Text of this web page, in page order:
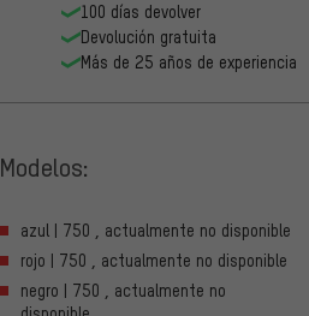
100 días devolver
Devolución gratuita
Más de 25 años de experiencia
Modelos:
azul | 750 , actualmente no disponible
rojo | 750 , actualmente no disponible
negro | 750 , actualmente no